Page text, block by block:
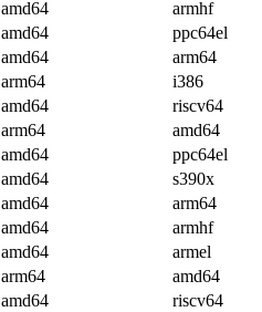
amd64
armhf
amd64
ppc64el
amd64
arm64
arm64
i386
amd64
riscv64
arm64
amd64
amd64
ppc64el
amd64
s390x
amd64
arm64
amd64
armhf
amd64
armel
arm64
amd64
amd64
riscv64